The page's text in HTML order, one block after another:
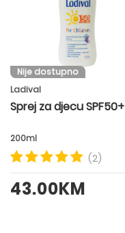
Nije dostupno
Ladival
Sprej za djecu SPF50+
200ml
(2)
43.00KM